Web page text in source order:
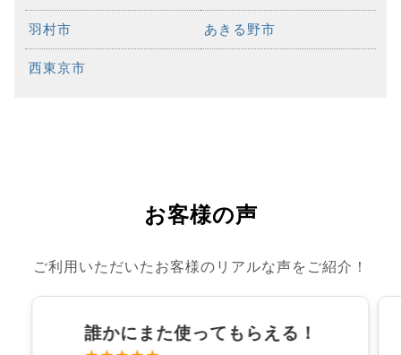
羽村市 あきる野市
西東京市
お客様の声
ご利用いただいたお客様のリアルな声をご紹介！
誰かにまた使ってもらえる！